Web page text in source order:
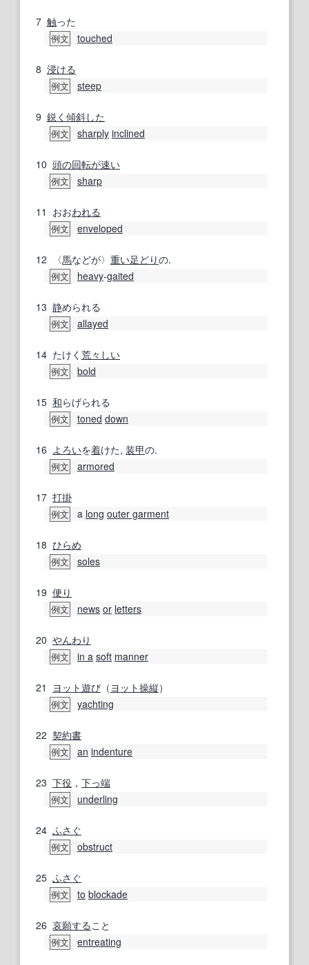
7 触った
例文 touched
8 浸ける
例文 steep
9 鋭く 傾斜した
例文 sharply inclined
10 頭の回転が速い
例文 sharp
11 おおわれる
例文 enveloped
12 〈馬などが〉 重い足どりの.
例文 heavy‐gaited
13 静められる
例文 allayed
14 たけく 荒々しい
例文 bold
15 和らげられる
例文 toned down
16 よろいを着けた, 装甲の.
例文 armored
17 打掛
例文 a long outer garment
18 ひらめ
例文 soles
19 便り
例文 news or letters
20 やんわり
例文 in a soft manner
21 ヨット遊び （ ヨット操縦）
例文 yachting
22 契約書
例文 an indenture
23 下役 ， 下っ端
例文 underling
24 ふさぐ
例文 obstruct
25 ふさぐ
例文 to blockade
26 哀願すること
例文 entreating